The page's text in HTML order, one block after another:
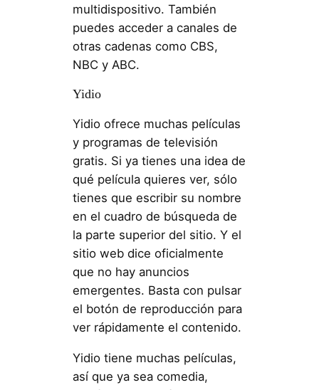
multidispositivo. También
puedes acceder a canales de
otras cadenas como CBS,
NBC y ABC.
Yidio
Yidio ofrece muchas películas
y programas de televisión
gratis. Si ya tienes una idea de
qué película quieres ver, sólo
tienes que escribir su nombre
en el cuadro de búsqueda de
la parte superior del sitio. Y el
sitio web dice oficialmente
que no hay anuncios
emergentes. Basta con pulsar
el botón de reproducción para
ver rápidamente el contenido.
Yidio tiene muchas películas,
así que ya sea comedia,